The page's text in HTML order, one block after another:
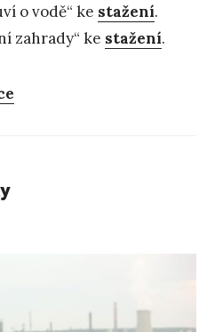
o vodě“ ke stažení.
zahrady“ ke stažení.